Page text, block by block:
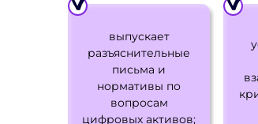
выпускает
разъяснительные
письма и
нормативы по
вопросам
цифровых активов;